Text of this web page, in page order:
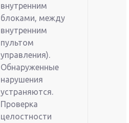
внутренним
блоками, между
внутренним
пультом
управления).
Обнаруженные
нарушения
устраняются.
Проверка
целостности